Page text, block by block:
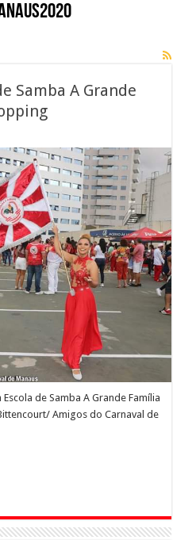
Samba A Grande
de Samba A Grande Família
Amigos do Carnaval de